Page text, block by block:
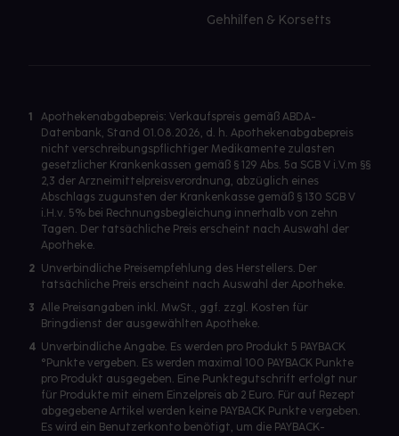
Gehhilfen & Korsetts
1
Apothekenabgabepreis: Verkaufspreis gemäß ABDA-
Datenbank, Stand 01.08.2026, d. h. Apothekenabgabepreis
nicht verschreibungspflichtiger Medikamente zulasten
gesetzlicher Krankenkassen gemäß § 129 Abs. 5a SGB V i.V.m §§
2,3 der Arzneimittelpreisverordnung, abzüglich eines
Abschlags zugunsten der Krankenkasse gemäß § 130 SGB V
i.H.v. 5% bei Rechnungsbegleichung innerhalb von zehn
Tagen. Der tatsächliche Preis erscheint nach Auswahl der
Apotheke.
2 Unverbindliche Preisempfehlung des Herstellers. Der
tatsächliche Preis erscheint nach Auswahl der Apotheke.
3 Alle Preisangaben inkl. MwSt., ggf. zzgl. Kosten für
Bringdienst der ausgewählten Apotheke.
4 Unverbindliche Angabe. Es werden pro Produkt 5 PAYBACK
°Punkte vergeben. Es werden maximal 100 PAYBACK Punkte
pro Produkt ausgegeben. Eine Punktegutschrift erfolgt nur
für Produkte mit einem Einzelpreis ab 2 Euro. Für auf Rezept
abgegebene Artikel werden keine PAYBACK Punkte vergeben.
Es wird ein Benutzerkonto benötigt, um die PAYBACK-